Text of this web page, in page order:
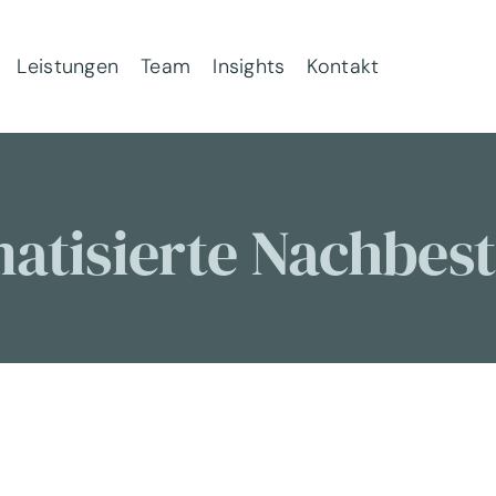
Leistungen Team Insights Kontakt